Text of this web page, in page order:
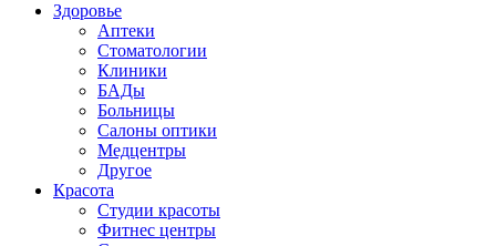
Здоровье
Аптеки
Стоматологии
Клиники
БАДы
Больницы
Салоны оптики
Медцентры
Другое
Красота
Студии красоты
Фитнес центры